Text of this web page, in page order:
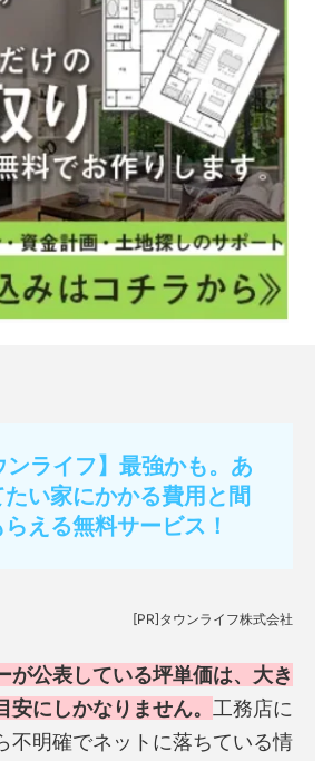
ンライフ】最強かも。あ
い家にかかる費用と間
える無料サービス！
[PR]タウンライフ株式会社
が公表している坪単価は、大き
安にしかなりません。 工務店に
不明確でネットに落ちている情